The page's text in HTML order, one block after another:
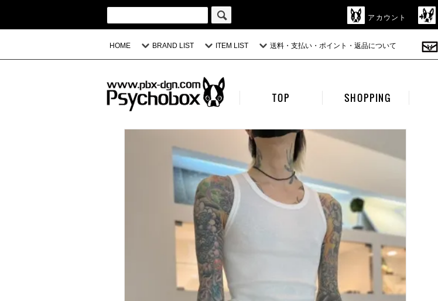
アカウント
HOME BRAND LIST ITEM LIST 送料・支払い・ポイント・返品について
TOP SHOPPING